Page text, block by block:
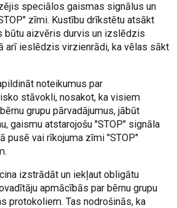
speciālos gaismas signālus un
zīmi. Kustību drīkstētu atsākt
būtu aizvēris durvis un izslēdzis
arī ieslēdzis virzienrādi, ka vēlas sākt
noteikumus par
stāvokli, nosakot, ka visiem
grupu pārvadājumus, jābūt
gaismu atstarojošu "STOP" signāla
pusē vai rīkojuma zīmi "STOP"
izstrādāt un iekļaut obligātu
apmācībās par bērnu grupu
protokoliem. Tas nodrošinās, ka